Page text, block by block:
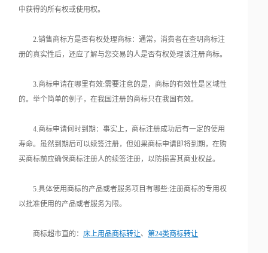
中获得的所有权或使用权。
2.销售商标方是否有权处理商标：通常，消费者在查明商标注
册的真实性后，还应了解与您交易的人是否有权处理该注册商标。
3.商标申请在哪里有效:需要注意的是，商标的有效性是区域性
的。举个简单的例子，在我国注册的商标只在我国有效。
4.商标申请何时到期：事实上，商标注册成功后有一定的使用
寿命。虽然到期后可以续签注册，但如果商标申请即将到期，在购
买商标前应确保商标注册人的续签注册，以防损害其商业权益。
5.具体使用商标的产品或者服务项目有哪些:注册商标的专用权
以批准使用的产品或者服务为限。
商标超市直的：床上用品商标转让、第24类商标转让